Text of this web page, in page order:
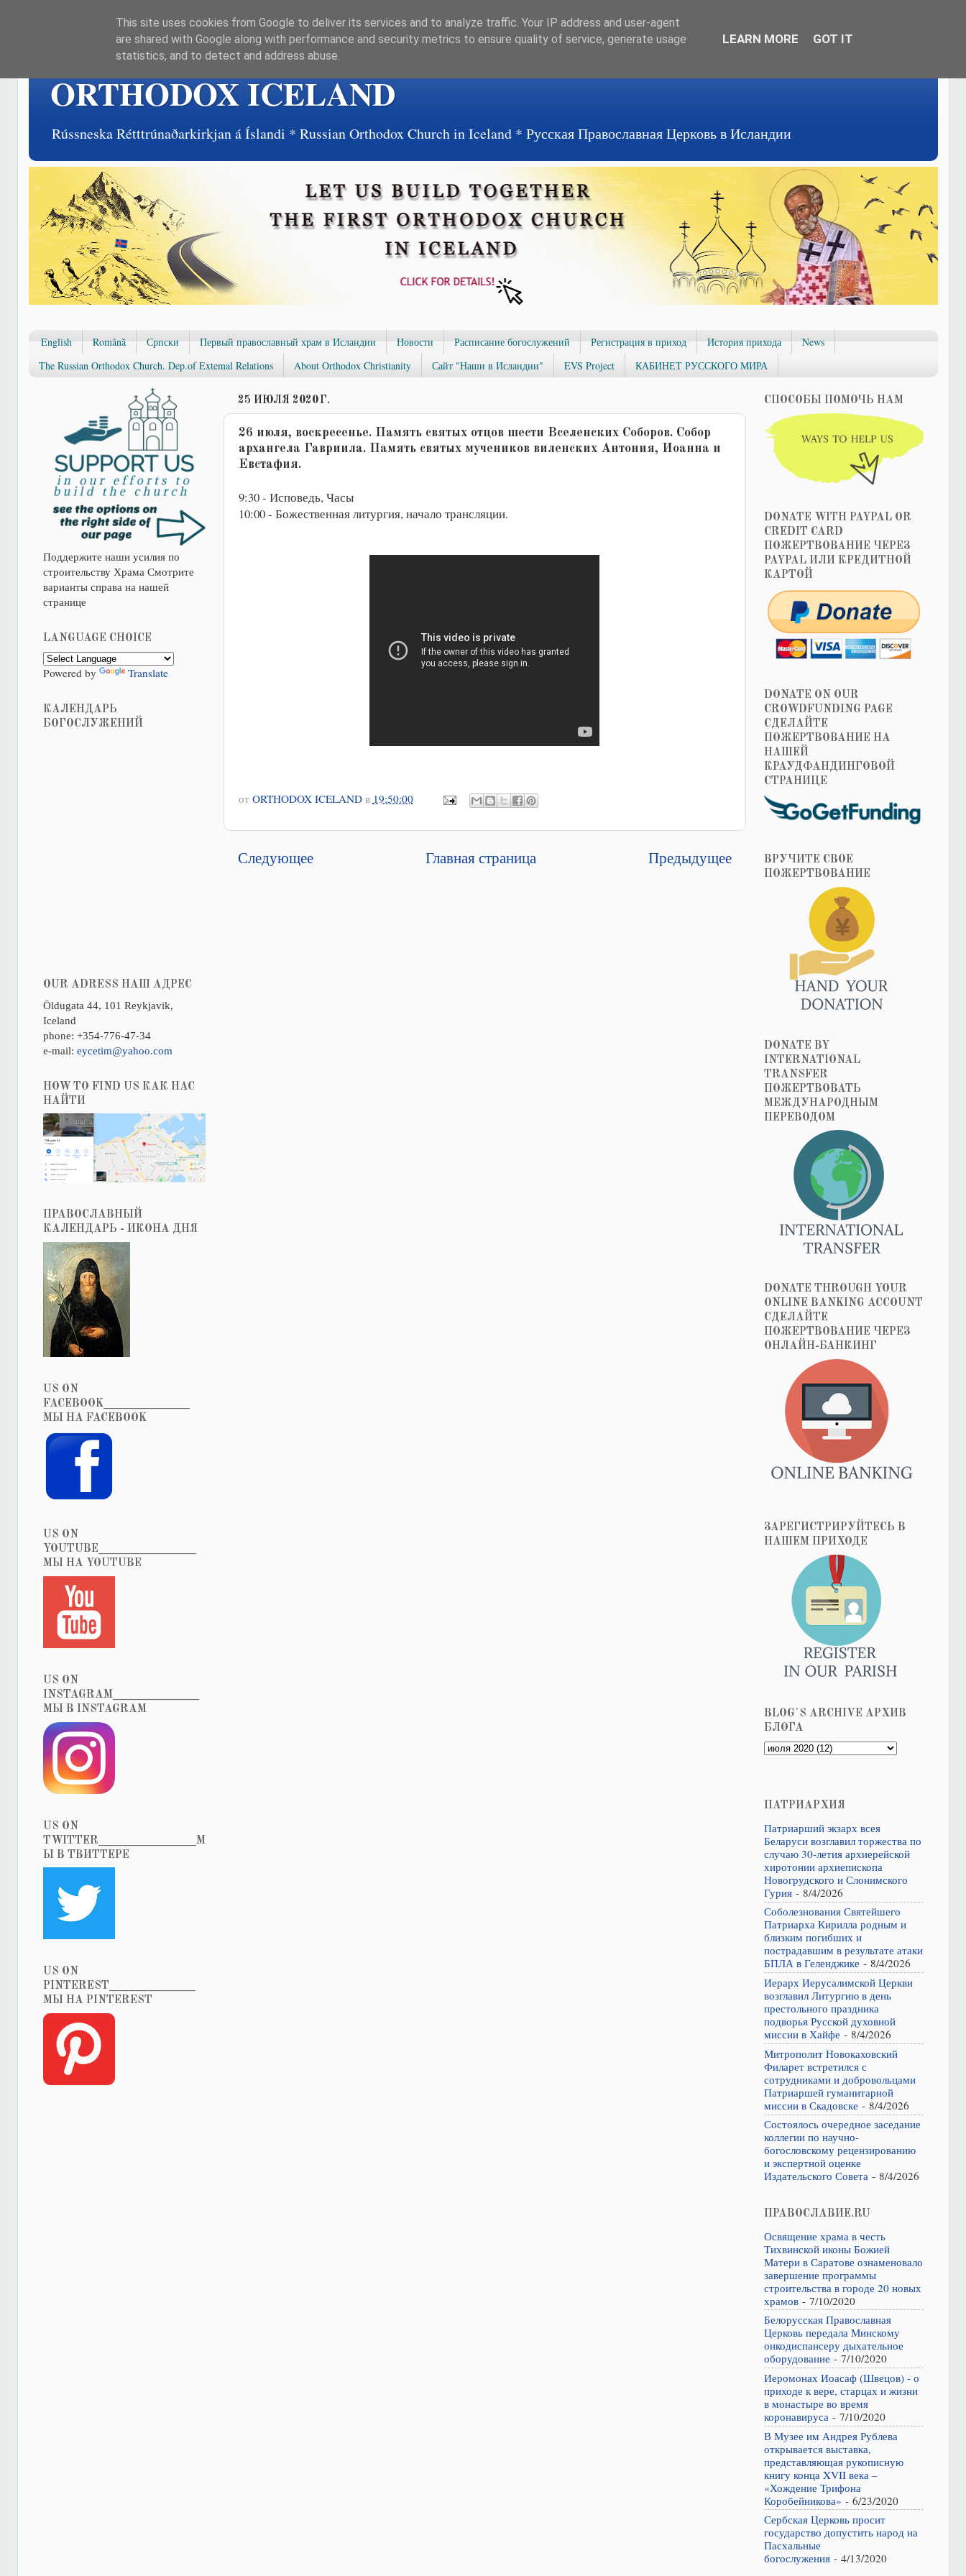
ORTHODOX ICELAND
Rússneska Rétttrúnaðarkirkjan á Íslandi * Russian Orthodox Church in Iceland * Русская Православная Церковь в Исландии
English Română Српски Первый православный храм в Исландии Новости Расписание богослужений Регистрация в приход История прихода
News
The Russian Orthodox Church. Dep.of Extemal Relations
About Orthodox Christianity Сайт "Наши в Исландии" EVS Project КАБИНЕТ РУССКОГО МИРА
25 ИЮЛЯ 2020 Г.
26 июля, воскресенье. Память святых отцов шести Вселенских Соборов. Собор
архангела Гавриила. Память святых мучеников виленских Антония, Иоанна и
Евстафия.
9:30 - Исповедь, Часы
10:00 - Божественная литургия, начало трансляции.
от ORTHODOX ICELAND в 19:50:00
Следующее Предыдущее
Главная страница
Поддержите наши усилия по
строительству Храма Смотрите
варианты справа на нашей
странице
LANGUAGE CHOICE
Powered by Translate
КАЛЕНДАРЬ
БОГОСЛУЖЕНИЙ
OUR ADRESS НАШ АДРЕС
Öldugata 44, 101 Reykjavik,
Iceland
phone: +354-776-47-34
e-mail: eycetim@yahoo.com
HOW TO FIND US КАК НАС
НАЙТИ
ПРАВОСЛАВНЫЙ
КАЛЕНДАРЬ - ИКОНА ДНЯ
US ON
FACEBOOK_______________
МЫ НА FACEBOOK
US ON
YOUTUBE_________________
МЫ НА YOUTUBE
US ON
INSTAGRAM_______________
МЫ В INSTAGRAM
US ON
TWITTER_________________М
Ы В ТВИТТЕРЕ
US ON
PINTEREST_______________
МЫ НА PINTEREST
СПОСОБЫ ПОМОЧЬ НАМ
DONATE WITH PAYPAL OR
CREDIT CARD
ПОЖЕРТВОВАНИЕ ЧЕРЕЗ
PAYPAL ИЛИ КРЕДИТНОЙ
КАРТОЙ
DONATE ON OUR
CROWDFUNDING PAGE
СДЕЛАЙТЕ
ПОЖЕРТВОВАНИЕ НА
НАШЕЙ
КРАУДФАНДИНГОВОЙ
СТРАНИЦЕ
ВРУЧИТЕ СВОЕ
ПОЖЕРТВОВАНИЕ
DONATE BY
INTERNATIONAL
TRANSFER
ПОЖЕРТВОВАТЬ
МЕЖДУНАРОДНЫМ
ПЕРЕВОДОМ
DONATE THROUGH YOUR
ONLINE BANKING ACCOUNT
СДЕЛАЙТЕ
ПОЖЕРТВОВАНИЕ ЧЕРЕЗ
ОНЛАЙН-БАНКИНГ
ЗАРЕГИСТРИРУЙТЕСЬ В
НАШЕМ ПРИХОДЕ
BLOG´S ARCHIVE АРХИВ
БЛОГА
ПАТРИАРХИЯ
Патриарший экзарх всея
Беларуси возглавил торжества по
случаю 30-летия архиерейской
хиротонии архиепископа
Новогрудского и Слонимского
Гурия- 8/4/2026
Соболезнования Святейшего
Патриарха Кирилла родным и
близким погибших и
пострадавшим в результате атаки
БПЛА в Геленджике - 8/4/2026
Иерарх Иерусалимской Церкви
возглавил Литургию в день
престольного праздника
подворья Русской духовной
миссии в Хайфе - 8/4/2026
Митрополит Новокаховский
Филарет встретился с
сотрудниками и добровольцами
Патриаршей гуманитарной
миссии в Скадовске - 8/4/2026
Состоялось очередное заседание
коллегии по научно-
богословскому рецензированию
и экспертной оценке
Издательского Совета- 8/4/2026
ПРАВОСЛАВИЕ.RU
Освящение храма в честь
Тихвинской иконы Божией
Матери в Саратове ознаменовало
завершение программы
строительства в городе 20 новых
храмов- 7/10/2020
Белорусская Православная
Церковь передала Минскому
онкодиспансеру дыхательное
оборудование - 7/10/2020
Иеромонах Иоасаф (Швецов) - о
приходе к вере, старцах и жизни
в монастыре во время
коронавируса - 7/10/2020
В Музее им Андрея Рублева
открывается выставка,
представляющая рукописную
книгу конца XVII века –
«Хождение Трифона
Коробейникова» - 6/23/2020
Сербская Церковь просит
государство допустить народ на
Пасхальные
богослужения- 4/13/2020
This site uses cookies from Google to deliver its services and to analyze traffic. Your IP address and user-agent
are shared with Google along with performance and security metrics to ensure quality of service, generate usage
statistics, and to detect and address abuse.
LEARN MORE GOT IT